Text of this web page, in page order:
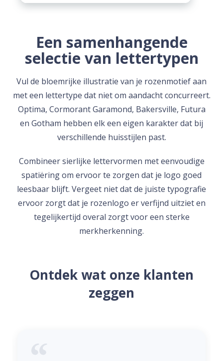
Een samenhangende
selectie van lettertypen
Vul de bloemrijke illustratie van je rozenmotief aan
met een lettertype dat niet om aandacht concurreert.
Optima, Cormorant Garamond, Bakersville, Futura
en Gotham hebben elk een eigen karakter dat bij
verschillende huisstijlen past.
Combineer sierlijke lettervormen met eenvoudige
spatiëring om ervoor te zorgen dat je logo goed
leesbaar blijft. Vergeet niet dat de juiste typografie
ervoor zorgt dat je rozenlogo er verfijnd uitziet en
tegelijkertijd overal zorgt voor een sterke
merkherkenning.
Ontdek wat onze klanten
zeggen